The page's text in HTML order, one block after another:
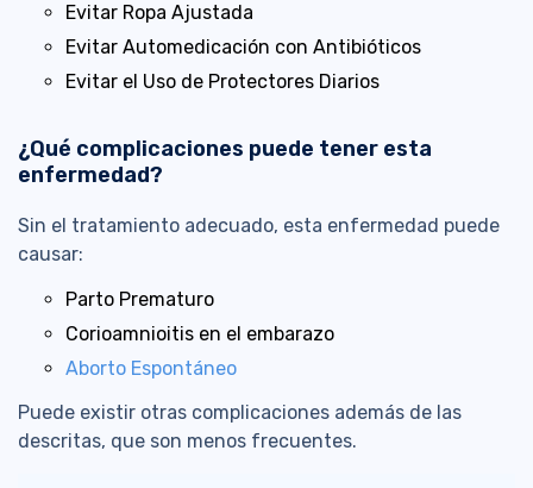
Evitar Ropa Ajustada
Evitar Automedicación con Antibióticos
Evitar el Uso de Protectores Diarios
¿Qué complicaciones puede tener esta
enfermedad?
Sin el tratamiento adecuado, esta enfermedad puede
causar:
Parto Prematuro
Corioamnioitis en el embarazo
Aborto Espontáneo
Puede existir otras complicaciones además de las
descritas, que son menos frecuentes.